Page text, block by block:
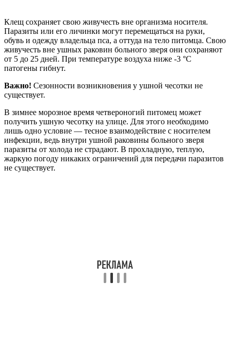
Клещ сохраняет свою живучесть вне организма носителя.
Паразиты или его личинки могут перемещаться на руки,
обувь и одежду владельца пса, а оттуда на тело питомца. Свою
живучесть вне ушных раковин больного зверя они сохраняют
от 5 до 25 дней. При температуре воздуха ниже -3 °С
патогены гибнут.
Важно! Сезонности возникновения у ушной чесотки не
существует.
В зимнее морозное время четвероногий питомец может
получить ушную чесотку на улице. Для этого необходимо
лишь одно условие — тесное взаимодействие с носителем
инфекции, ведь внутри ушной раковины больного зверя
паразиты от холода не страдают. В прохладную, теплую,
жаркую погоду никаких ограничений для передачи паразитов
не существует.